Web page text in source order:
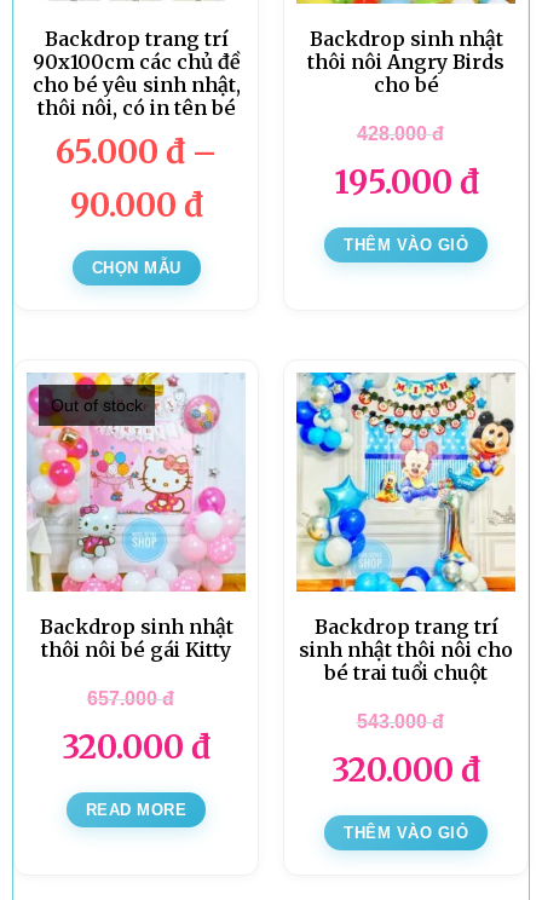
Backdrop trang trí
90x100cm các chủ đề
cho bé yêu sinh nhật,
thôi nôi, có in tên bé
65.000 đ –
90.000 đ
CHỌN MẪU
Backdrop sinh nhật
thôi nôi Angry Birds
cho bé
428.000đ
195.000 đ
THÊM VÀO GIỎ
Out of stock
Backdrop sinh nhật
thôi nôi bé gái Kitty
657.000đ
320.000 đ
READ MORE
Backdrop trang trí
sinh nhật thôi nôi cho
bé trai tuổi chuột
543.000đ
320.000 đ
THÊM VÀO GIỎ